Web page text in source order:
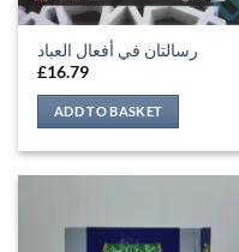
رسالتان في أفعال العباد
£16.79
ADD TO BASKET